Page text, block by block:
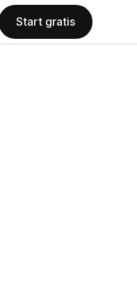
Start gratis